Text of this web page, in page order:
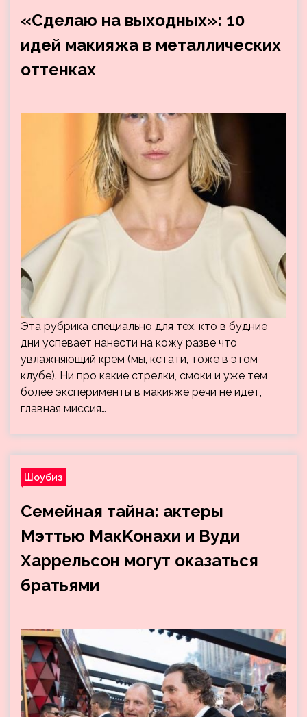
«Сделаю на выходных»: 10
идей макияжа в металлических
оттенках
Эта рубрика специально для тех, кто в будние
дни успевает нанести на кожу разве что
увлажняющий крем (мы, кстати, тоже в этом
клубе). Ни про какие стрелки, смоки и уже тем
более эксперименты в макияже речи не идет,
главная миссия…
Шоубиз
Семейная тайна: актеры
Мэттью МакKонахи и Вуди
Харрельсон могут оказаться
братьями